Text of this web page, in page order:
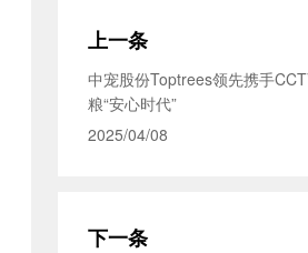
上一条
中宠股份Toptrees领先携手
粮“安心时代”
2025/04/08
下一条